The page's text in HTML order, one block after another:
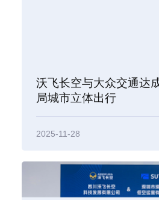
沃飞长空与大众交通达
局城市立体出行
2025-11-28